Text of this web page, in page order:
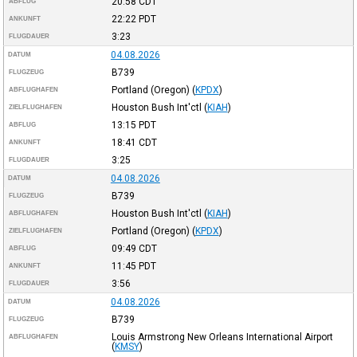
ANKUNFT 22:22 PDT
FLUGDAUER 3:23
DATUM 04.08.2026
FLUGZEUG B739
ABFLUGHAFEN Portland (Oregon) (KPDX)
ZIELFLUGHAFEN Houston Bush Int'ctl (KIAH)
ABFLUG 13:15 PDT
ANKUNFT 18:41 CDT
FLUGDAUER 3:25
DATUM 04.08.2026
FLUGZEUG B739
ABFLUGHAFEN Houston Bush Int'ctl (KIAH)
ZIELFLUGHAFEN Portland (Oregon) (KPDX)
ABFLUG 09:49 CDT
ANKUNFT 11:45 PDT
FLUGDAUER 3:56
DATUM 04.08.2026
FLUGZEUG B739
ABFLUGHAFEN
Louis Armstrong New Orleans International Airport
(KMSY)